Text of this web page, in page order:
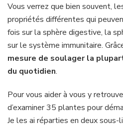
Vous verrez que bien souvent,
propriétés différentes qui
fois sur la sphère digestive, la
sur le système immunitaire.
mesure de soulager la
du quotidien.
Pour vous aider à vous y
d’examiner 35 plantes pour
Je les ai réparties en deux sous-